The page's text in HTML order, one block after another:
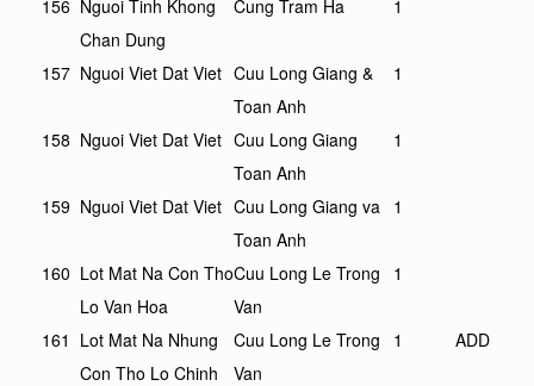
156 Nguoi Tinh Khong
Chan Dung
Cung Tram Ha 1
157 Nguoi Viet Dat Viet Cuu Long Giang &
Toan Anh
1
158 Nguoi Viet Dat Viet Cuu Long Giang
Toan Anh
1
159 Nguoi Viet Dat Viet Cuu Long Giang va
Toan Anh
1
160 Lot Mat Na Con Tho
Lo Van Hoa
Cuu Long Le Trong
Van
1
161 Lot Mat Na Nhung
Con Tho Lo Chinh
Cuu Long Le Trong
Van
1 ADD